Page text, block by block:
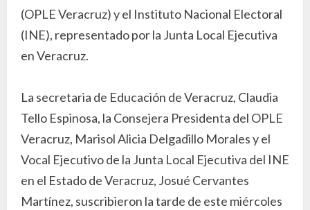
(OPLE Veracruz) y el Instituto Nacional Electoral
(INE), representado por la Junta Local Ejecutiva
en Veracruz.
La secretaria de Educación de Veracruz, Claudia
Tello Espinosa, la Consejera Presidenta del OPLE
Veracruz, Marisol Alicia Delgadillo Morales y el
Vocal Ejecutivo de la Junta Local Ejecutiva del INE
en el Estado de Veracruz, Josué Cervantes
Martínez, suscribieron la tarde de este miércoles